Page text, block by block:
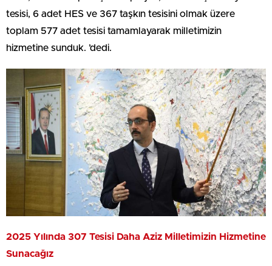
tesisi, 6 adet HES ve 367 taşkın tesisini olmak üzere
toplam 577 adet tesisi tamamlayarak milletimizin
hizmetine sunduk. ’dedi.
2025 Yılında 307 Tesisi Daha Aziz Milletimizin Hizmetine
Sunacağız